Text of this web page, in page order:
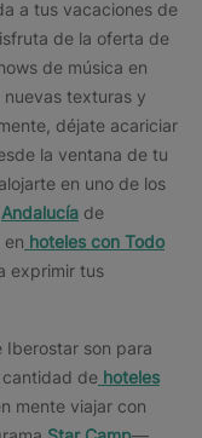
a tus vacaciones de
de la oferta de
de música en
texturas y
déjate acariciar
la ventana de tu
en uno de los
Andalucía de
en hoteles con Todo
exprimir tus
Iberostar son para
de hoteles
mente viajar con